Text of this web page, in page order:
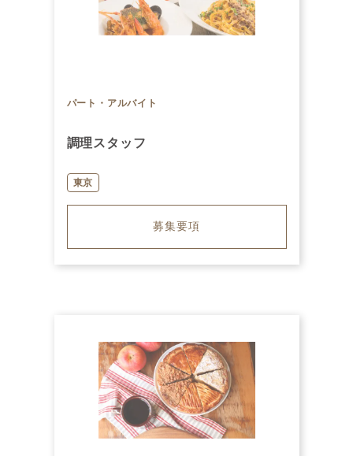
パート・アルバイト
調理スタッフ
東京
募集要項